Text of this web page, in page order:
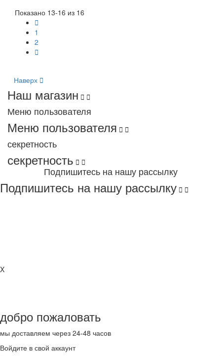
Показано 13-16 из 16

1
2

Наверх 
Наш магазин  
Меню пользователя
Меню пользователя  
секретность
секретность  
Подпишитесь на нашу рассылку
Подпишитесь на нашу рассылку  
X
добро пожаловать
мы доставляем через 24-48 часов
Войдите в свой аккаунт